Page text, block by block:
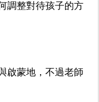
調整對待孩子的方
啟蒙地，不過老師